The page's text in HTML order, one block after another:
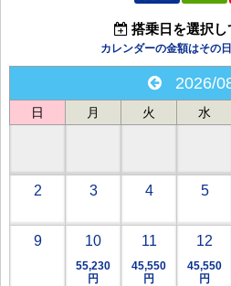
搭乗日を選択し
カレンダーの金額はその
2026/
日 月 火 水
2 3 4 5
9 10
55,230
円
11
45,550
円
12
45,550
円